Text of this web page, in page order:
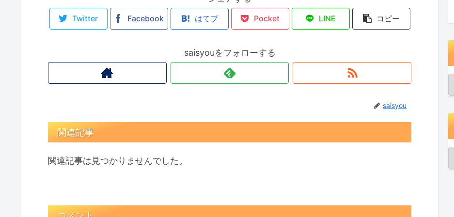
Twitter Facebook はてブ Pocket LINE コピー
saisyouをフォローする
saisyou
関連記事
関連記事は見つかりませんでした。